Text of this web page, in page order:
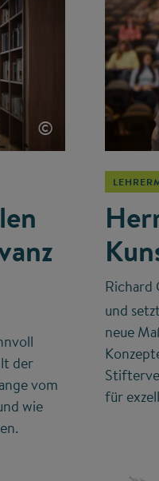
©
der
vom
wie
Richard
und
neue
für